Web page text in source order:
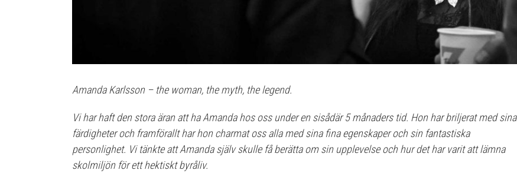
Amanda Karlsson – the woman, the myth, the legend.
Vi har haft den stora äran att ha Amanda hos oss under en sisådär 5 månaders tid. Hon har briljerat med sina
färdigheter och framförallt har hon charmat oss alla med sina fina egenskaper och sin fantastiska
personlighet. Vi tänkte att Amanda själv skulle få berätta om sin upplevelse och hur det har varit att lämna
skolmiljön för ett hektiskt byråliv.